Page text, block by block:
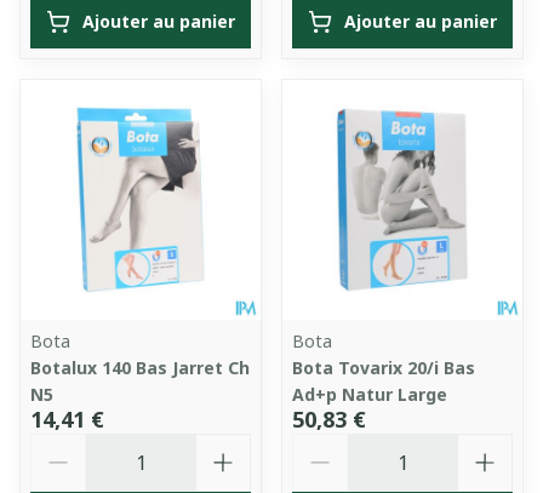
Ajouter au panier Ajouter au panier
Bota
Botalux 140 Bas Jarret Ch
N5
14,41 €
Bota
Bota Tovarix 20/i Bas
Ad+p Natur Large
50,83 €